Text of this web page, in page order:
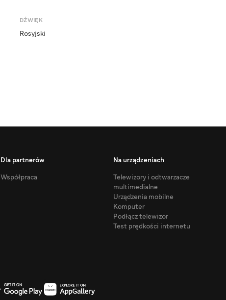
DŹWIĘK
Rosyjski
Dla partnerów
Współpraca
Na urządzeniach
Telewizory i odtwarzacze
multimedialne
Urządzenia mobilne
Komputer
Podłącz telewizor
Test prędkości internetu